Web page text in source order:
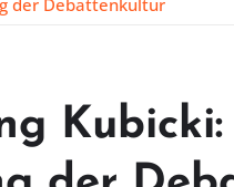
der Debattenkultur